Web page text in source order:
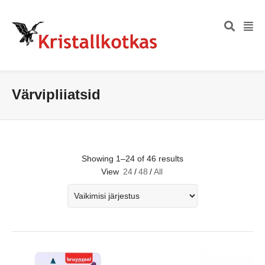
Värvipliiatsid
Showing 1–24 of 46 results
View 24 / 48 / All